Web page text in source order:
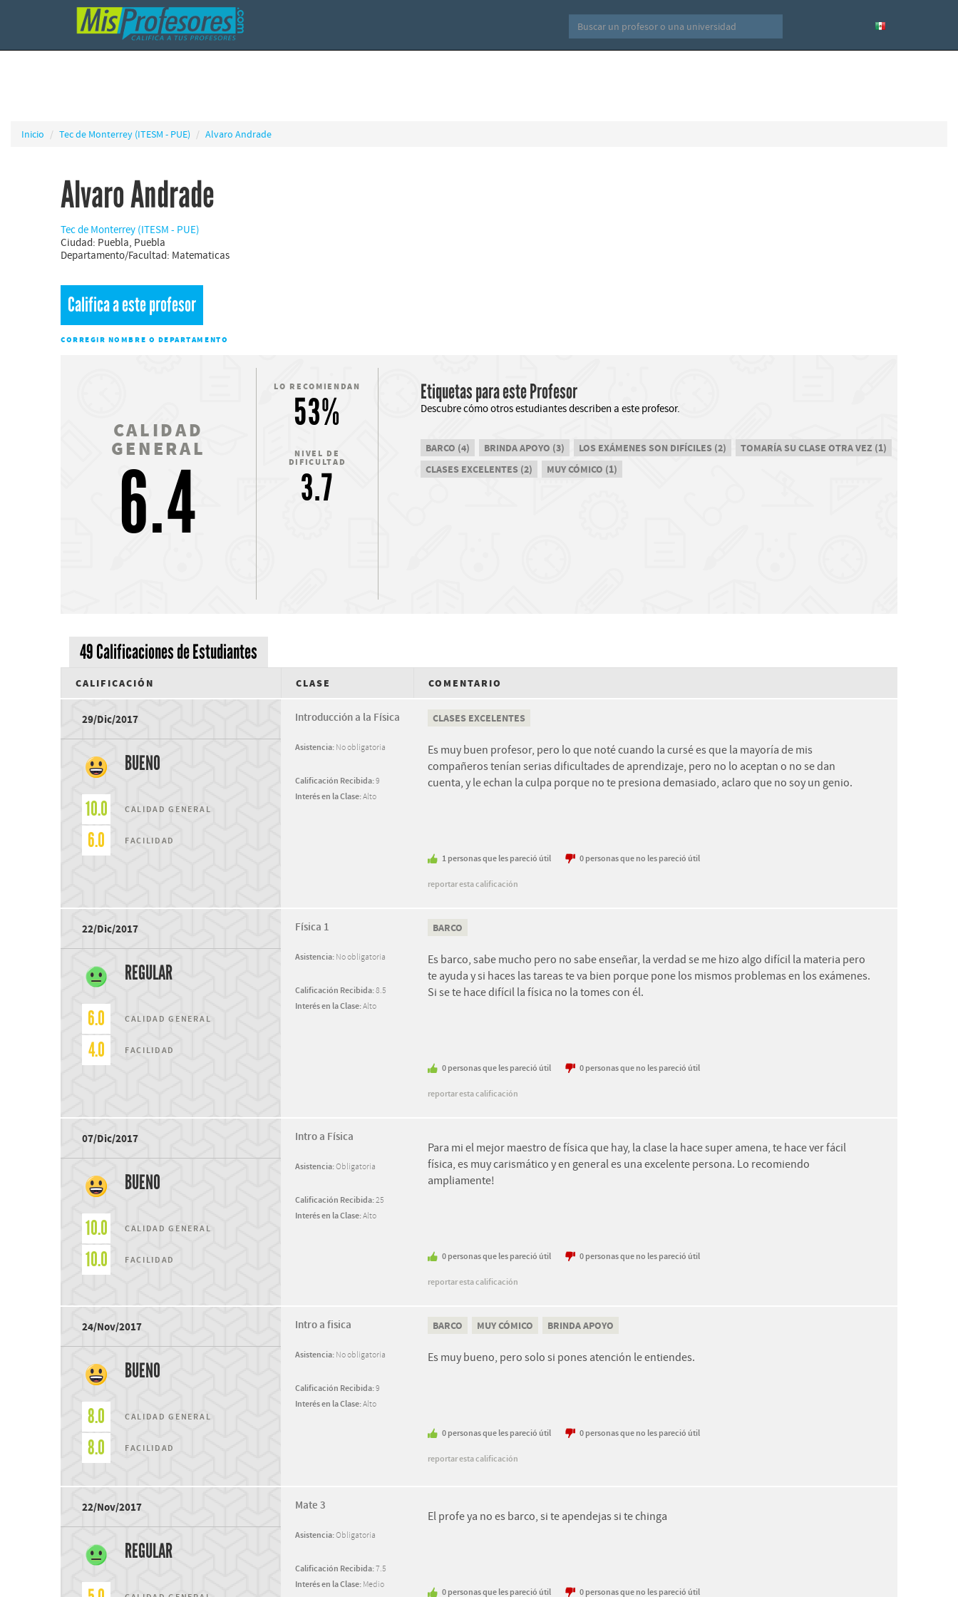
Inicio Tec de Monterrey (ITESM - PUE) Alvaro Andrade
Alvaro Andrade
Tec de Monterrey (ITESM - PUE)
Ciudad: Puebla, Puebla
Departamento/Facultad: Matematicas
Califica a este profesor
CORREGIR NOMBRE O DEPARTAMENTO
CALIDAD
GENERAL
6.4
LO RECOMIENDAN
53%
NIVEL DE
DIFICULTAD
3.7
Etiquetas para este Profesor
Descubre cómo otros estudiantes describen a este profesor.
BARCO (4) BRINDA APOYO (3) LOS EXÁMENES SON DIFÍCILES (2)
TOMARÍA SU CLASE OTRA VEZ (1)
CLASES EXCELENTES (2)
MUY CÓMICO (1)
49 Calificaciones de Estudiantes
CALIFICACIÓN CLASE COMENTARIO
29/Dic/2017
BUENO
10.0
CALIDAD GENERAL
6.0 FACILIDAD
Introducción a la Física
Asistencia: No obligatoria
Calificación Recibida:9
Interés en la Clase:Alto
CLASES EXCELENTES
Es muy buen profesor, pero lo que noté cuando la cursé es que la mayoría de mis
compañeros tenían serias dificultades de aprendizaje, pero no lo aceptan o no se dan
cuenta, y le echan la culpa porque no te presiona demasiado, aclaro que no soy un genio.
1 personasque les pareció útil 0 personasque no les pareció útil
reportar esta calificación
22/Dic/2017
REGULAR
6.0
CALIDAD GENERAL
4.0 FACILIDAD
Física 1
Asistencia: No obligatoria
Calificación Recibida:8.5
Interés en la Clase:Alto
BARCO
Es barco, sabe mucho pero no sabe enseñar, la verdad se me hizo algo difícil la materia pero
te ayuda y si haces las tareas te va bien porque pone los mismos problemas en los exámenes.
Si se te hace difícil la física no la tomes con él.
0 personasque les pareció útil 0 personasque no les pareció útil
reportar esta calificación
07/Dic/2017
BUENO
10.0
CALIDAD GENERAL
10.0 FACILIDAD
Intro a Física
Asistencia:Obligatoria
Calificación Recibida:25
Interés en la Clase:Alto
Para mi el mejor maestro de física que hay, la clase la hace super amena, te hace ver fácil
física, es muy carismático y en general es una excelente persona. Lo recomiendo
ampliamente!
0 personasque les pareció útil 0 personasque no les pareció útil
reportar esta calificación
24/Nov/2017
BUENO
8.0
CALIDAD GENERAL
8.0 FACILIDAD
Intro a fisica
Asistencia: No obligatoria
Calificación Recibida:9
Interés en la Clase:Alto
BARCO MUY CÓMICO BRINDA APOYO
Es muy bueno, pero solo si pones atención le entiendes.
0 personasque les pareció útil 0 personasque no les pareció útil
reportar esta calificación
22/Nov/2017
REGULAR
Mate 3
Asistencia:Obligatoria
Calificación Recibida:7.5
Interés en la Clase: Medio
El profe ya no es barco, si te apendejas si te chinga
0 personasque les pareció útil 0 personasque no les pareció útil